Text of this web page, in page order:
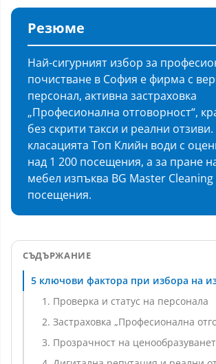
Резюме
Най-сигурният избор за
почистване в София е фирма с
персонал, активна застраховка
„Професионална отговорност“,
без скрити такси и реални
класацията Топ Клийн води с
над 1 200 посещения, а за пране
мебел изпъква BG Master Cleaning
посещения.
СЪДЪРЖАНИЕ
5 ключови фактора при избора на
1. Проверка и статус на персонала
2. Застраховка „Професионална
3. Прозрачност на